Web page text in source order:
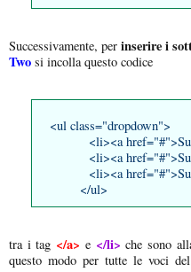
Successivamente, per inserire i
Two si incolla questo codice
<ul class="dropdown">
<li><a
<li><a
<li><a
</ul>
tra i tag </a> e </li> che sono
questo modo per tutte le voci